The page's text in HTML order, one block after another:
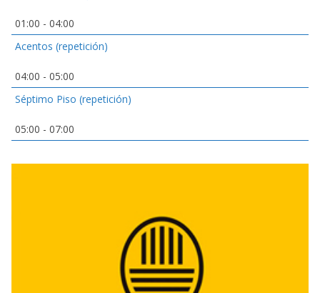
01:00 - 04:00
Acentos (repetición)
04:00 - 05:00
Séptimo Piso (repetición)
05:00 - 07:00